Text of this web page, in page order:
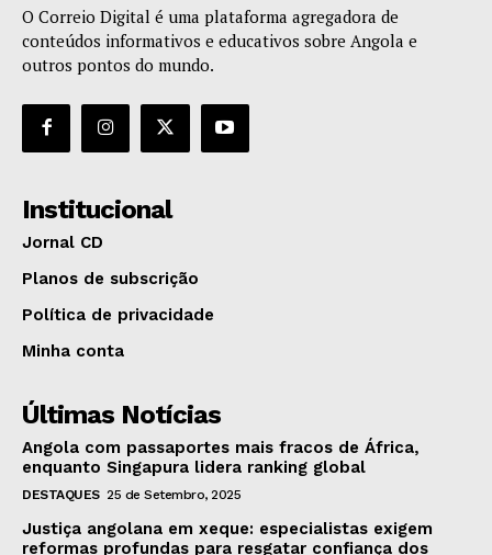
O Correio Digital é uma plataforma agregadora de
conteúdos informativos e educativos sobre Angola e
outros pontos do mundo.
Institucional
Jornal CD
Planos de subscrição
Política de privacidade
Minha conta
Últimas Notícias
Angola com passaportes mais fracos de África,
enquanto Singapura lidera ranking global
DESTAQUES 25 de Setembro, 2025
Justiça angolana em xeque: especialistas exigem
reformas profundas para resgatar confiança dos